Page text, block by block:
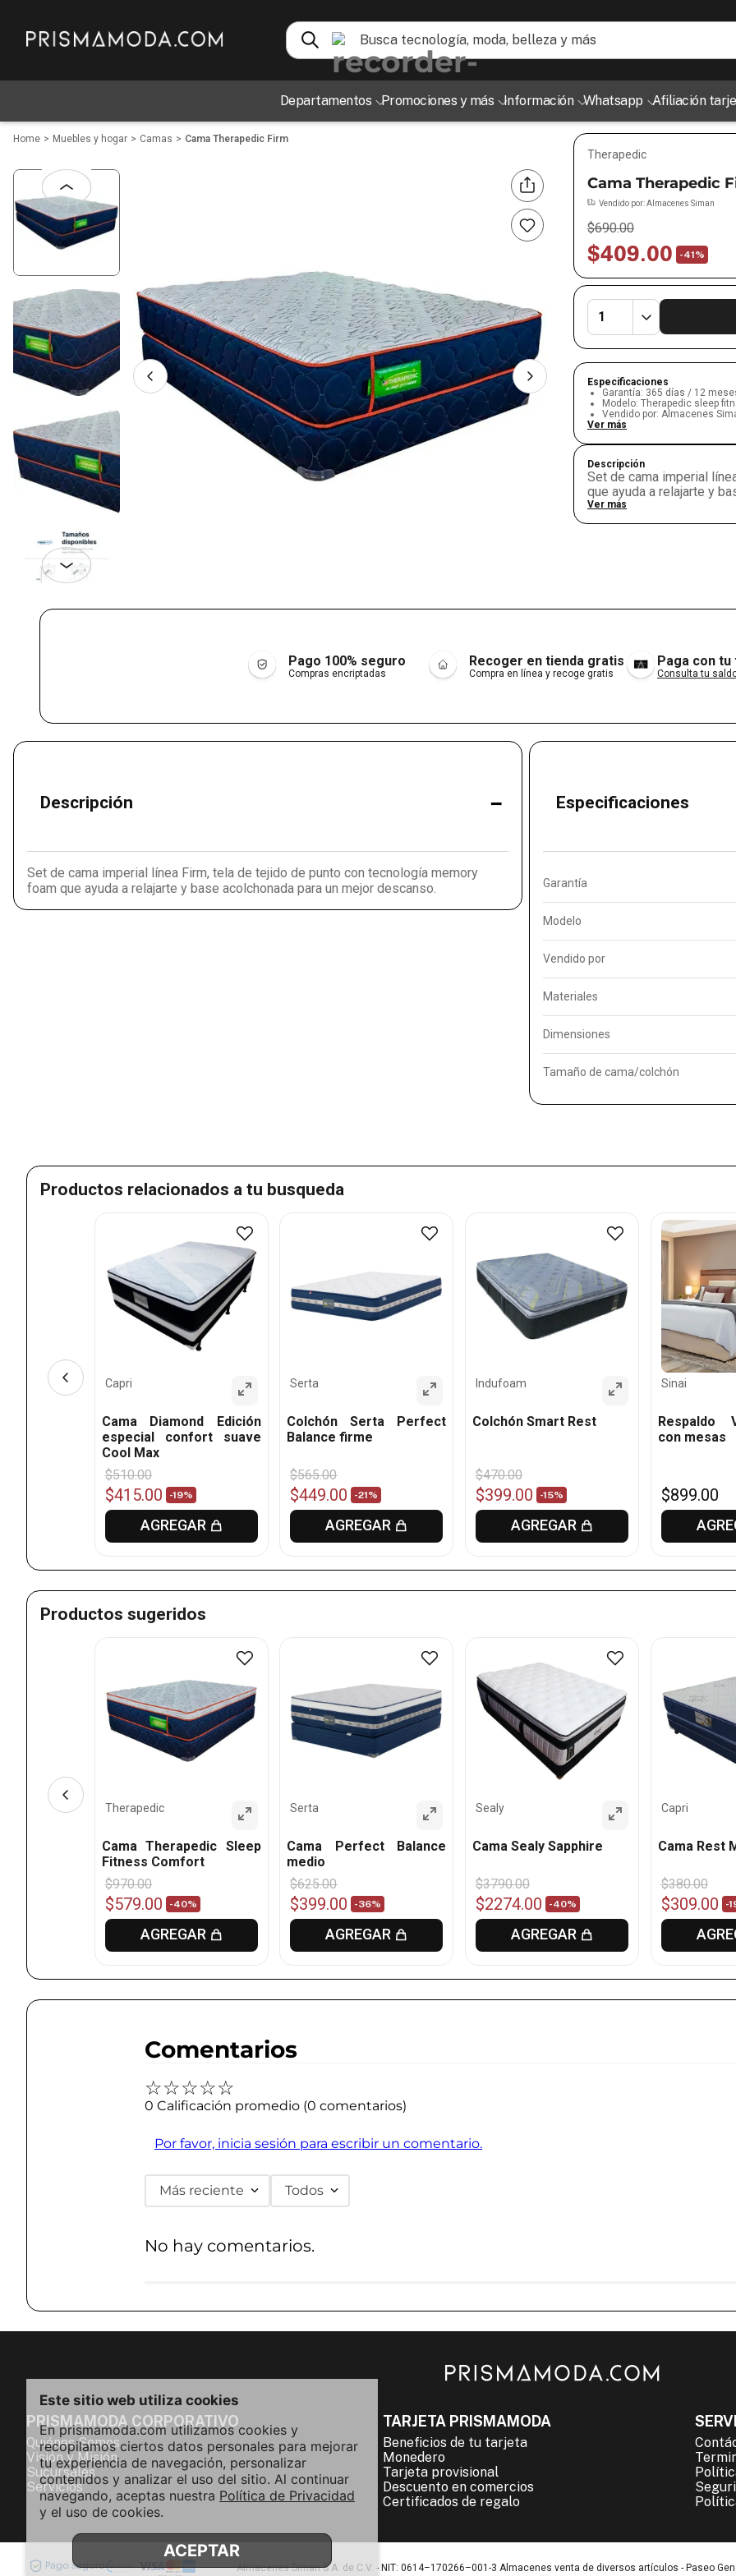
Busca tecnología, moda, belleza y más
Departamentos Promociones y más Información Whatsapp Afiliación
Este sitio web utiliza cookies
En prismamoda.com utilizamos cookies y
recopilamos ciertos datos personales para mejorar
tu experiencia de navegación, personalizar
contenidos y analizar el uso del sitio. Al continuar
navegando, aceptas nuestra Política de Privacidad
y el uso de cookies.
ACEPTAR
Muebles y hogar Camas Cama Therapedic Firm
Therapedic
Cama Therapedic
Vendido por:Almacenes Siman
$690.00
$409.00 -41%
Especificaciones
Garantía: 365 días / 12
Modelo: Therapedic sleep
Vendido por: Almacenes
Ver más
Descripción
Set de cama imperial
que ayuda a relajarte y
Ver más
Pago 100% seguro
Compras encriptadas
Recoger en tienda gratis
Compra en línea y recoge gratis
Paga con
Consulta tu
Descripción -
Set de cama imperial línea Firm, tela de tejido de punto con tecnología memory
foam que ayuda a relajarte y base acolchonada para un mejor descanso.
Especificaciones
Garantía
Modelo
Vendido por
Materiales
Dimensiones
Tamaño de cama/colchón
Productos relacionados a tu busqueda
Capri
Cama Diamond Edición
especial confort suave
Cool Max
$510.00
$415.00 -19%
AGREGAR
Serta
Colchón Serta Perfect
Balance firme
$565.00
$449.00 -21%
AGREGAR
Indufoam
Colchón Smart Rest
$470.00
$399.00 -15%
AGREGAR
Sinai
Respaldo
con mesas
$899.00
Productos sugeridos
Therapedic
Cama Therapedic Sleep
Fitness Comfort
$970.00
$579.00 -40%
AGREGAR
Serta
Cama Perfect Balance
medio
$625.00
$399.00 -36%
AGREGAR
Sealy
Cama Sealy Sapphire
$3790.00
$2274.00 -40%
AGREGAR
Capri
Cama Rest
$380.00
$309.00 -
Comentarios
☆☆☆☆☆
0 Calificación promedio (0 comentarios)
Por favor, inicia sesión para escribir un comentario.
Más reciente Todos
No hay comentarios.
PRISMAMODA CORPORATIVO
Quiénes Somos
Visión y Misión
Sucursales
Servicios
TARJETA PRISMAMODA
Beneficios de tu tarjeta
Monedero
Tarjeta provisional
Descuento en comercios
Certificados de regalo
Almacenes Siman S.A. de C.V. - NIT: 0614–170266–001-3 Almacenes venta de diversos artículos - Paseo
TÉRMINOS MÁS BUSCADOS
perfumes
2.
carteras
bebe
8 .
zapatos
9.
reloj
10
traje baño